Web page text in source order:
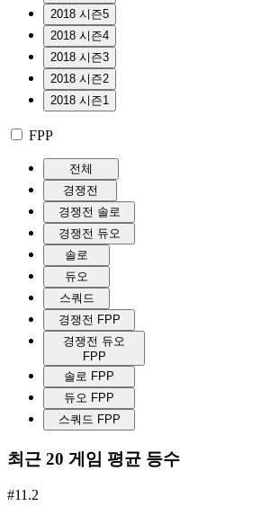
2018 시즌5
2018 시즌4
2018 시즌3
2018 시즌2
2018 시즌1
FPP
전체
경쟁전
경쟁전 솔로
경쟁전 듀오
솔로
듀오
스쿼드
경쟁전 FPP
경쟁전 듀오
FPP
솔로 FPP
듀오 FPP
스쿼드 FPP
최근 20 게임 평균 등수
#11.2